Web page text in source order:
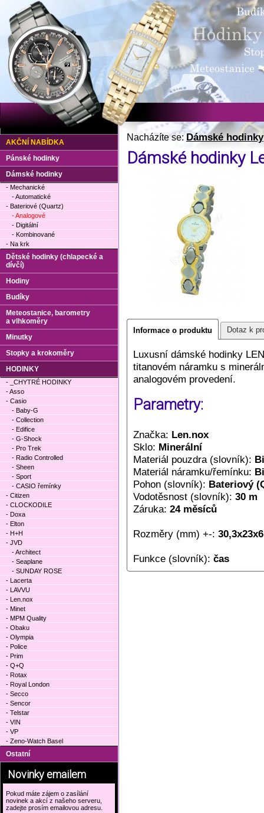
Nacházíte se:Dámské hodinky
Dámské hodinky
Informace o produktu Dotaz k
Luxusní dámské hodinky
titanovém náramku s
analogovém provedení.
Parametry:
Značka: Len.nox
Sklo: Minerální
Materiál pouzdra (slovník):
Materiál náramku/řemínku:
Pohon (slovník): Bateriový
Vodotěsnost (slovník): 30 m
Záruka: 24 měsíců
Rozměry (mm) +-:
Funkce (slovník): čas
AKČNÍ NABÍDKA
Pánské hodinky
Dámské hodinky
- Mechanické
- Automatické
- Bateriové (Quartz)
- Analogové
- Digitální
- Kombinované
- Na krk
Dětské hodinky (chlapecké a
dívčí)
Hodiny
Budíky
Meteostanice, barometry
a vlhkoměry
Minutky
Stopky a krokoměry
HODINKY
- _CHYTRÉ HODINKY
- Asso
- Casio
- Baby-G
- Collection
- Edifice
- G-Shock
- Pro Trek
- Radio Controlled
- Sheen
- Sport
- CASIO řemínky
- Citizen
- CLOCKODILE
- Doxa
- Elton
- H+H
- JVD
- Architect
- Seaplane
- SUNDAY ROSE
- Lacerta
- LAVVU
- Len.nox
- Minet
- MPM Quality
- Obaku
- Olympia
- Police
- Prim
- Q+Q
- Rotax
- Royal London
- Secco
- Sencor
- Telstar
- VIN
- VP
- Zeno-Watch Basel
Ostatní
Novinky emailem
Pokud máte zájem o zasílání
novinek a akcí z našeho serveru,
zadejte prosím emailovou adresu.